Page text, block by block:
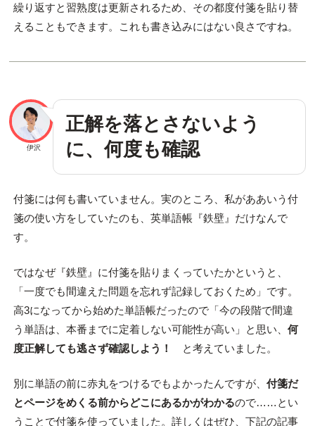
繰り返すと習熟度は更新されるため、その都度付箋を貼り替
えることもできます。これも書き込みにはない良さですね。
伊沢
正解を落とさないよう
に、何度も確認
付箋には何も書いていません。実のところ、私がああいう付
箋の使い方をしていたのも、英単語帳『鉄壁』だけなんで
す。
ではなぜ『鉄壁』に付箋を貼りまくっていたかというと、
「一度でも間違えた問題を忘れず記録しておくため」です。
高3になってから始めた単語帳だったので「今の段階で間違
う単語は、本番までに定着しない可能性が高い」と思い、 何
度正解しても逃さず確認しよう！
と考えていました。
別に単語の前に赤丸をつけるでもよかったんですが、 付箋だ
とページをめくる前からどこにあるかがわかるので……とい
うことで付箋を使っていました。詳しくはぜひ、下記の記事